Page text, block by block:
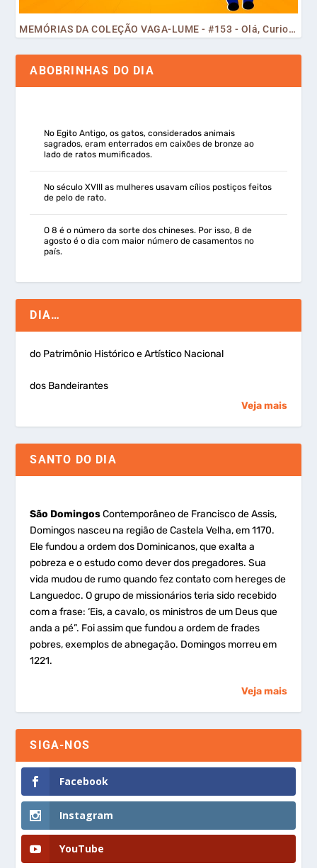
MEMÓRIAS DA COLEÇÃO VAGA-LUME - #153 - Olá, Curiosos! 2023
ABOBRINHAS DO DIA
No Egito Antigo, os gatos, considerados animais
sagrados, eram enterrados em caixões de bronze ao
lado de ratos mumificados.
No século XVIII as mulheres usavam cílios postiços feitos
de pelo de rato.
O 8 é o número da sorte dos chineses. Por isso, 8 de
agosto é o dia com maior número de casamentos no
país.
DIA…
do Patrimônio Histórico e Artístico Nacional
dos Bandeirantes
Veja mais
SANTO DO DIA
São DomingosContemporâneo de Francisco de Assis,
Domingos nasceu na região de Castela Velha, em 1170.
Ele fundou a ordem dos Dominicanos, que exalta a
pobreza e o estudo como dever dos pregadores. Sua
vida mudou de rumo quando fez contato com hereges de
Languedoc. O grupo de missionários teria sido recebido
com a frase: ‘Eis, a cavalo, os ministros de um Deus que
anda a pé”. Foi assim que fundou a ordem de frades
pobres, exemplos de abnegação. Domingos morreu em
1221.
Veja mais
SIGA-NOS
Facebook
Instagram
YouTube